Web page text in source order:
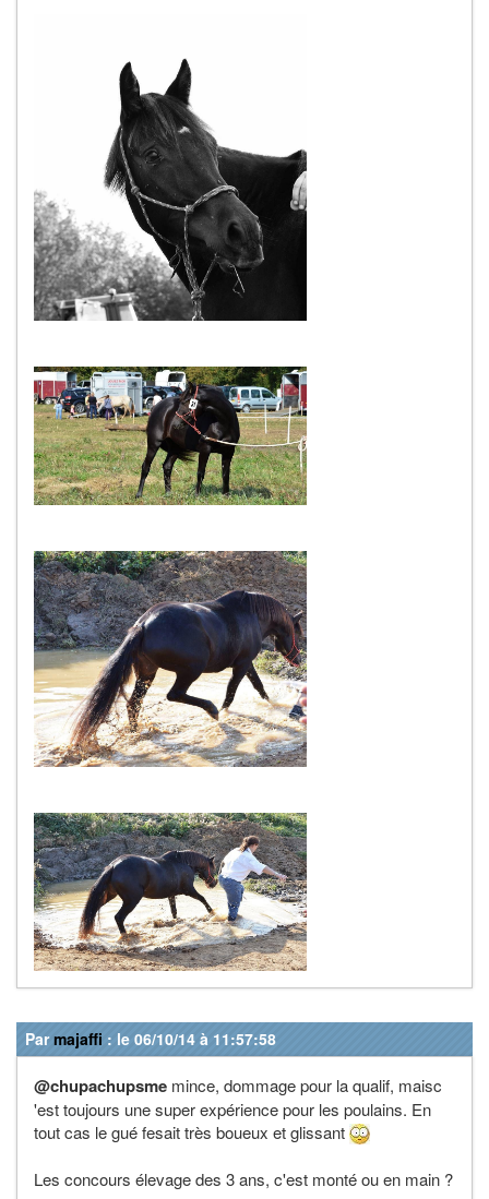
Parmajaffi : le 06/10/14 à 11:57:58
@chupachupsme mince, dommage pour la qualif, maisc
'est toujours une super expérience pour les poulains. En
tout cas le gué fesait très boueux et glissant
Les concours élevage des 3 ans, c'est monté ou en main ?